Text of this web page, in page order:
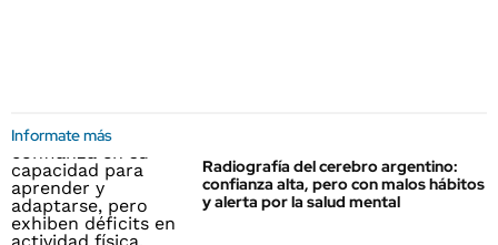
Informate más
Radiografía del cerebro argentino:
confianza alta, pero con malos hábitos
y alerta por la salud mental